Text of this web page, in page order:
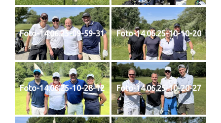
Foto-14.06.25-09-59-31 Foto-14.06.25-10-10-20
Foto-14.06.25-10-28-12 Foto-14.06.25-10-20-27